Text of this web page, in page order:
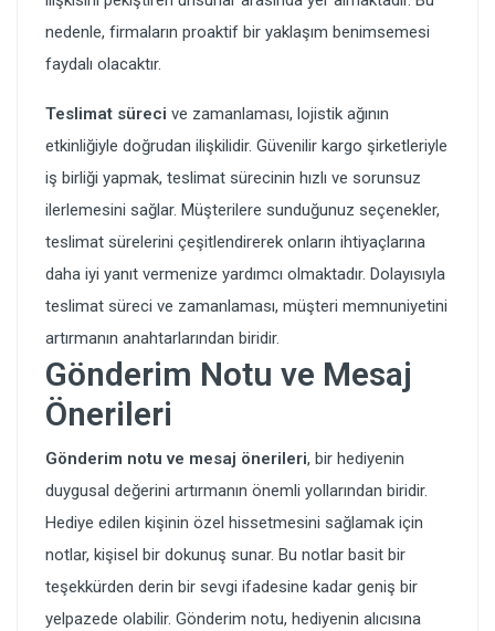
nedenle, firmaların proaktif bir yaklaşım benimsemesi
faydalı olacaktır.
Teslimat süreci ve zamanlaması, lojistik ağının
etkinliğiyle doğrudan ilişkilidir. Güvenilir kargo şirketleriyle
iş birliği yapmak, teslimat sürecinin hızlı ve sorunsuz
ilerlemesini sağlar. Müşterilere sunduğunuz seçenekler,
teslimat sürelerini çeşitlendirerek onların ihtiyaçlarına
daha iyi yanıt vermenize yardımcı olmaktadır. Dolayısıyla
teslimat süreci ve zamanlaması, müşteri memnuniyetini
artırmanın anahtarlarından biridir.
Gönderim Notu ve Mesaj
Önerileri
Gönderim notu ve mesaj önerileri, bir hediyenin
duygusal değerini artırmanın önemli yollarından biridir.
Hediye edilen kişinin özel hissetmesini sağlamak için
notlar, kişisel bir dokunuş sunar. Bu notlar basit bir
teşekkürden derin bir sevgi ifadesine kadar geniş bir
yelpazede olabilir. Gönderim notu, hediyenin alıcısına